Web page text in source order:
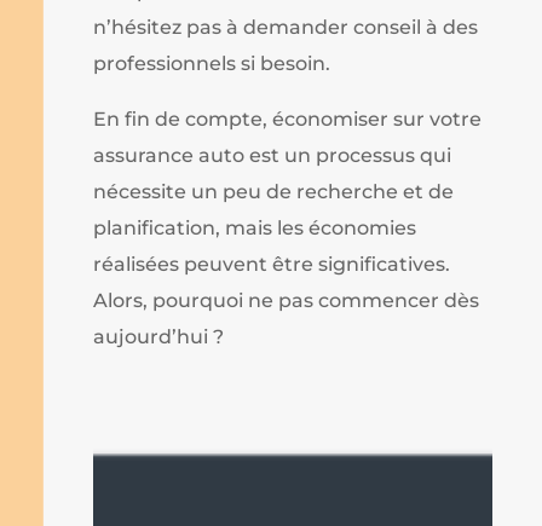
n’hésitez pas à demander conseil à des
professionnels si besoin.
En fin de compte, économiser sur votre
assurance auto est un processus qui
nécessite un peu de recherche et de
planification, mais les économies
réalisées peuvent être significatives.
Alors, pourquoi ne pas commencer dès
aujourd’hui ?